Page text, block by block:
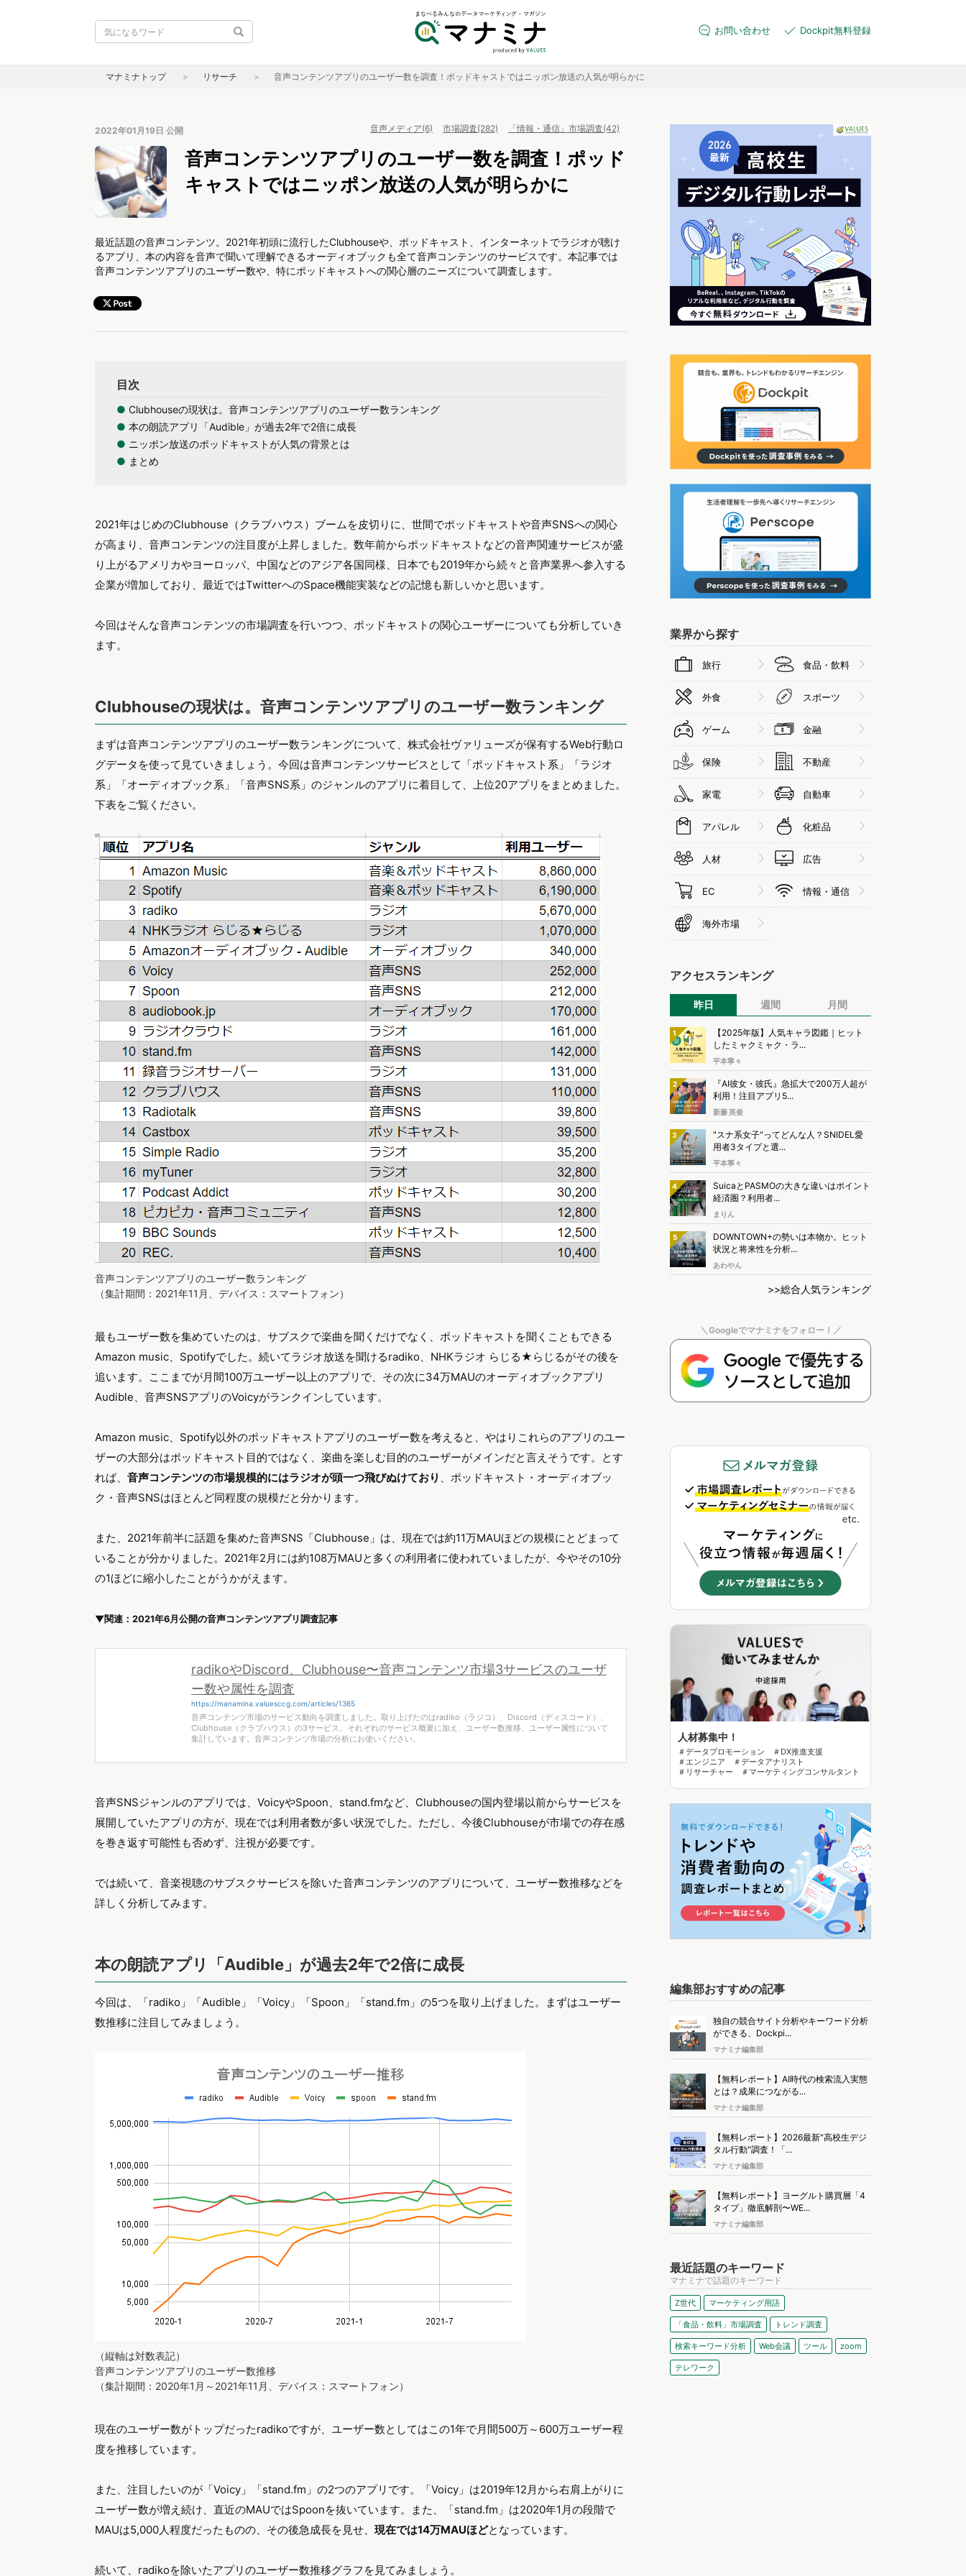
お問い合わせ Dockpit無料登録
マナミナトップ リサーチ 音声コンテンツアプリのユーザー数を調査！ポッドキャストではニッポン放送の人気が明らかに
2022年01月19日 公開 音声メディア(6) 市場調査(282) 「情報・通信」市場調査(42)
音声コンテンツアプリのユーザー数を調査！ポッド
キャストではニッポン放送の人気が明らかに
最近話題の音声コンテンツ。2021年初頭に流行したClubhouseや、ポッドキャスト、インターネットでラジオが聴け
るアプリ、本の内容を音声で聞いて理解できるオーディオブックも全て音声コンテンツのサービスです。本記事では
音声コンテンツアプリのユーザー数や、特にポッドキャストへの関心層のニーズについて調査します。
目次
● Clubhouseの現状は。音声コンテンツアプリのユーザー数ランキング
● 本の朗読アプリ「Audible」が過去2年で2倍に成長
● ニッポン放送のポッドキャストが人気の背景とは
● まとめ
2021年はじめのClubhouse（クラブハウス）ブームを皮切りに、世間でポッドキャストや音声SNSへの関心
が高まり、音声コンテンツの注目度が上昇しました。数年前からポッドキャストなどの音声関連サービスが盛
り上がるアメリカやヨーロッパ、中国などのアジア各国同様、日本でも2019年から続々と音声業界へ参入する
企業が増加しており、最近ではTwitterへのSpace機能実装などの記憶も新しいかと思います。
今回はそんな音声コンテンツの市場調査を行いつつ、ポッドキャストの関心ユーザーについても分析していき
ます。
Clubhouseの現状は。音声コンテンツアプリのユーザー数ランキング
まずは音声コンテンツアプリのユーザー数ランキングについて、株式会社ヴァリューズが保有するWeb行動ロ
グデータを使って見ていきましょう。今回は音声コンテンツサービスとして「ポッドキャスト系」「ラジオ
系」「オーディオブック系」「音声SNS系」のジャンルのアプリに着目して、上位20アプリをまとめました。
下表をご覧ください。
音声コンテンツアプリのユーザー数ランキング
（集計期間：2021年11月、デバイス：スマートフォン）
最もユーザー数を集めていたのは、サブスクで楽曲を聞くだけでなく、ポッドキャストを聞くこともできる
Amazon music、Spotifyでした。続いてラジオ放送を聞けるradiko、NHKラジオ らじる★らじるがその後を
追います。ここまでが月間100万ユーザー以上のアプリで、その次に34万MAUのオーディオブックアプリ
Audible、音声SNSアプリのVoicyがランクインしています。
Amazon music、Spotify以外のポッドキャストアプリのユーザー数を考えると、やはりこれらのアプリのユー
ザーの大部分はポッドキャスト目的ではなく、楽曲を楽しむ目的のユーザーがメインだと言えそうです。とす
れば、 音声コンテンツの市場規模的にはラジオが頭一つ飛びぬけており 、ポッドキャスト・オーディオブッ
ク・音声SNSはほとんど同程度の規模だと分かります。
また、2021年前半に話題を集めた音声SNS「Clubhouse」は、現在では約11万MAUほどの規模にとどまって
いることが分かりました。2021年2月には約108万MAUと多くの利用者に使われていましたが、今やその10分
の1ほどに縮小したことがうかがえます。
▼関連：2021年6月公開の音声コンテンツアプリ調査記事
radikoやDiscord、Clubhouse〜音声コンテンツ市場3サービスのユーザ
ー数や属性を調査
https://manamina.valuesccg.com/articles/1365
音声コンテンツ市場のサービス動向を調査しました。取り上げたのはradiko（ラジコ）、Discord（ディスコード）、
Clubhouse（クラブハウス）の3サービス。それぞれのサービス概要に加え、ユーザー数推移、ユーザー属性について
集計しています。音声コンテンツ市場の分析にお使いください。
音声SNSジャンルのアプリでは、VoicyやSpoon、stand.fmなど、Clubhouseの国内登場以前からサービスを
展開していたアプリの方が、現在では利用者数が多い状況でした。ただし、今後Clubhouseが市場での存在感
を巻き返す可能性も否めず、注視が必要です。
では続いて、音楽視聴のサブスクサービスを除いた音声コンテンツのアプリについて、ユーザー数推移などを
詳しく分析してみます。
本の朗読アプリ「Audible」が過去2年で2倍に成長
今回は、「radiko」「Audible」「Voicy」「Spoon」「stand.fm」の5つを取り上げました。まずはユーザー
数推移に注目してみましょう。
（縦軸は対数表記）
音声コンテンツアプリのユーザー数推移
（集計期間：2020年1月～2021年11月、デバイス：スマートフォン）
現在のユーザー数がトップだったradikoですが、ユーザー数としてはこの1年で月間500万～600万ユーザー程
度を推移しています。
また、注目したいのが「Voicy」「stand.fm」の2つのアプリです。「Voicy」は2019年12月から右肩上がりに
ユーザー数が増え続け、直近のMAUではSpoonを抜いています。また、「stand.fm」は2020年1月の段階で
MAUは5,000人程度だったものの、その後急成長を見せ、 現在では14万MAUほどとなっています。
続いて、radikoを除いたアプリのユーザー数推移グラフを見てみましょう。
業界から探す
旅行 食品・飲料
外食 スポーツ
ゲーム 金融
保険 不動産
家電 自動車
アパレル 化粧品
人材 広告
EC 情報・通信
海外市場
アクセスランキング
昨日 週間 月間
1
【2025年版】人気キャラ図鑑｜ヒット
したミャクミャク・ラ...
平本寧々
2
『AI彼女・彼氏』急拡大で200万人超が
利用！注目アプリ5...
新藤 英俊
3
"スナ系女子"ってどんな人？SNIDEL愛
用者3タイプと選...
平本寧々
4
SuicaとPASMOの大きな違いはポイント
経済圏？利用者...
まりん
5
DOWNTOWN+の勢いは本物か。ヒット
状況と将来性を分析...
あわやん
>>総合人気ランキング
＼Googleでマナミナをフォロー！／
人材募集中！
＃データプロモーション ＃DX推進支援
＃エンジニア ＃データアナリスト
＃リサーチャー ＃マーケティングコンサルタント
編集部おすすめの記事
独自の競合サイト分析やキーワード分析
ができる、Dockpi...
マナミナ編集部
【無料レポート】AI時代の検索流入実態
とは？成果につながる...
マナミナ編集部
【無料レポート】2026最新"高校生デジ
タル行動"調査！「...
マナミナ編集部
【無料レポート】ヨーグルト購買層「4
タイプ」徹底解剖〜WE...
マナミナ編集部
最近話題のキーワード
マナミナで話題のキーワード
Z世代 マーケティング用語
「食品・飲料」市場調査 トレンド調査
検索キーワード分析 Web会議 ツール zoom
テレワーク